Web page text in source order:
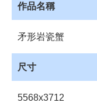
購
載
理
作品名稱
矛形岩瓷蟹
尺寸
5568x3712